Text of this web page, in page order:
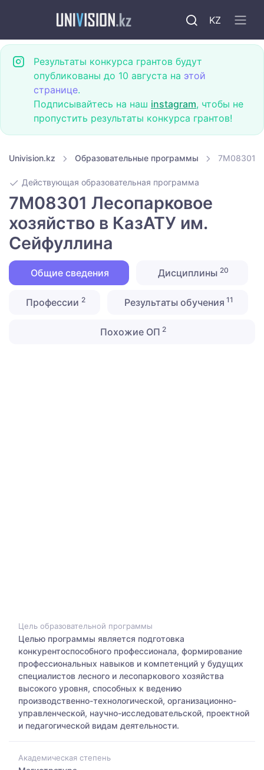
KZ
Результаты конкурса грантов будут
опубликованы до 10 августа на этой
странице.
Подписывайтесь на наш instagram, чтобы не
пропустить результаты конкурса грантов!
Univision.kz Образовательные программы 7M08301
Действующая образовательная программа
7M08301 Лесопарковое
хозяйство в КазАТУ им.
Сейфуллина
Общие сведения Дисциплины 20
Профессии 2 Результаты обучения 11
Похожие ОП 2
Цель образовательной программы
Целью программы является подготовка
конкурентоспособного профессионала, формирование
профессиональных навыков и компетенций у будущих
специалистов лесного и лесопаркового хозяйства
высокого уровня, способных к ведению
производственно-технологической, организационно-
управленческой, научно-исследовательской, проектной
и педагогической видам деятельности.
Академическая степень